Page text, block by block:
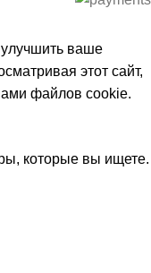
которые вы ищете.
ваше
этот сайт,
файлов cookie.